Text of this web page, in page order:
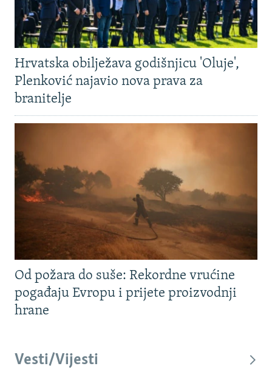
Hrvatska obilježava godišnjicu 'Oluje',
Plenković najavio nova prava za
branitelje
Od požara do suše: Rekordne vrućine
pogađaju Evropu i prijete proizvodnji
hrane
Vesti/Vijesti